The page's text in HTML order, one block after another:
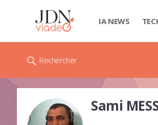
IA NEWS
Rechercher
Sami